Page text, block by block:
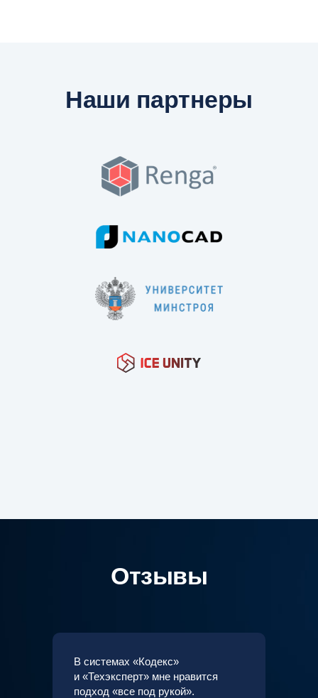
Наши партнеры
Отзывы
В системах «Кодекс»
и «Техэксперт» мне нравится
подход «все под рукой».